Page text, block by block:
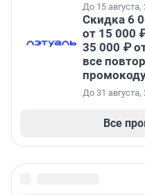
До 15 августа,
Скидка 6
от 15 000
35 000 ₽
все
До 31 августа,
Все